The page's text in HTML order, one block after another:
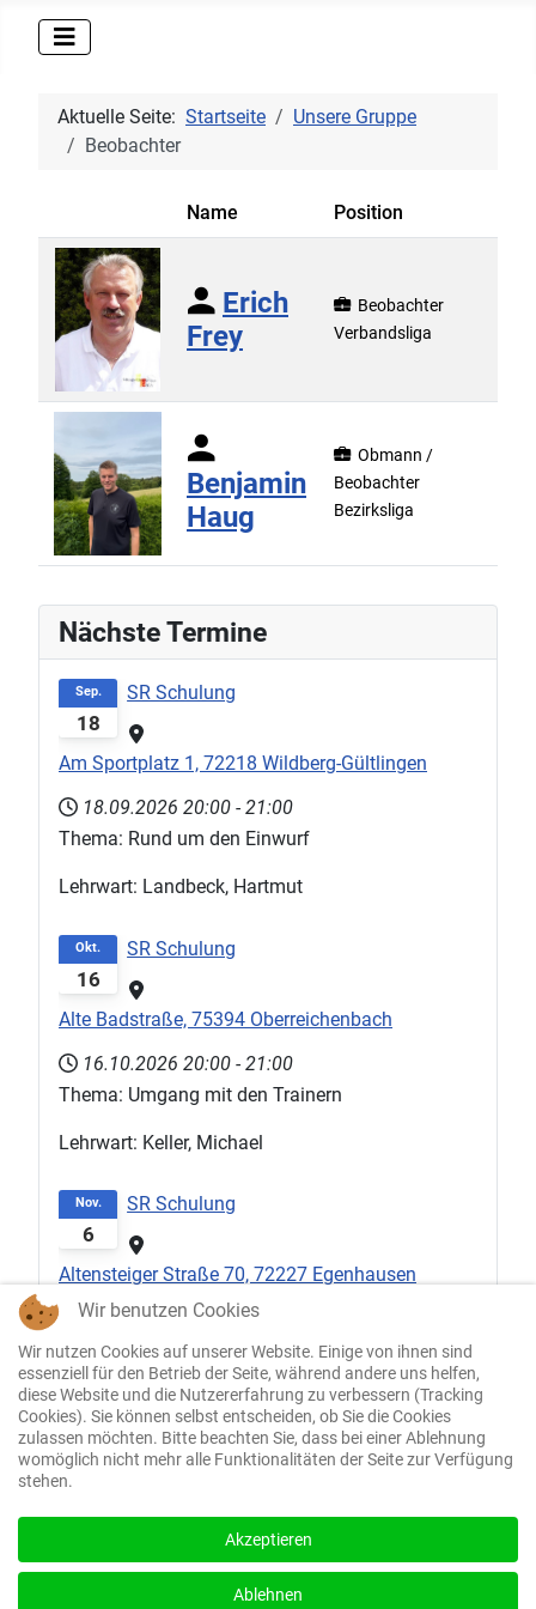
Nächste Termine
18
Sep. SR Schulung
Am Sportplatz 1, 72218 Wildberg-Gültlingen
18.09.2026 20:00 - 21:00
Thema: Rund um den Einwurf
Lehrwart: Landbeck, Hartmut
16
Okt. SR Schulung
Alte Badstraße, 75394 Oberreichenbach
16.10.2026 20:00 - 21:00
Thema: Umgang mit den Trainern
Lehrwart: Keller, Michael
6
Nov. SR Schulung
Altensteiger Straße 70, 72227 Egenhausen
06.11.2026 20:00 - 21:00
Thema: Basics, aber Achtung
Lehrwart: Schneider, Marcus
Aktuelle Seite: Startseite
Unsere Gruppe
Beobachter
Name Position
Erich
Frey
Beobachter
Verbandsliga
Benjamin
Haug
Obmann /
Beobachter
Bezirksliga
Impressum
Wir benutzen Cookies
Wir nutzen Cookies auf unserer Website. Einige von ihnen sind
essenziell für den Betrieb der Seite, während andere uns helfen,
diese Website und die Nutzererfahrung zu verbessern (Tracking
Cookies). Sie können selbst entscheiden, ob Sie die Cookies
zulassen möchten. Bitte beachten Sie, dass bei einer Ablehnung
womöglich nicht mehr alle Funktionalitäten der Seite zur Verfügung
stehen.
Akzeptieren
Ablehnen